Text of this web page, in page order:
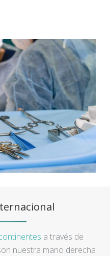
a través de
nuestra mano derecha